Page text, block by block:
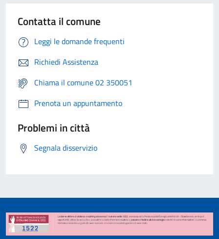
Contatta il comune
Leggi le domande frequenti
Richiedi Assistenza
Chiama il comune 02 350051
Prenota un appuntamento
Problemi in città
Segnala disservizio